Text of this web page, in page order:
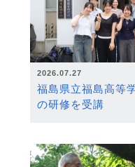
2026.07.27
福島県立福島高等
の研修を受講